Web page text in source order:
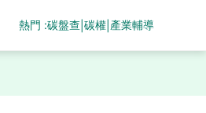
熱門 :碳盤查 碳權| 產業輔導